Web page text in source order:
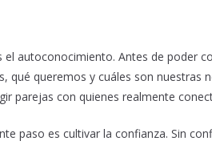
el autoconocimiento. Antes de poder
qué queremos y cuáles son nuestras
parejas con quienes realmente
paso es cultivar la confianza. Sin